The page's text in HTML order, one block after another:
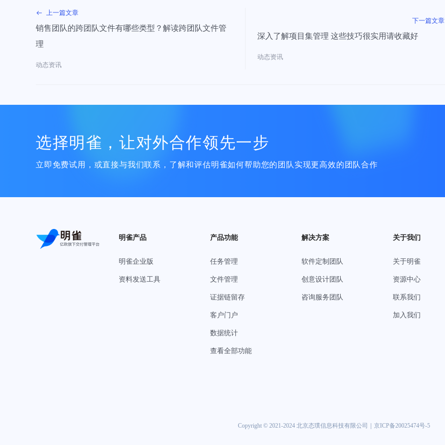
上一篇文章
销售团队的跨团队文件有哪些类型？解读跨团队文件管
理
动态资讯
下一篇文章
深入了解项目集管理 这些技巧很实用请收藏好
动态资讯
选择明雀，让对外合作领先一步
立即免费试用，或直接与我们联系，了解和评估明雀如何帮助您的团队实现更高效的团队合作
明雀产品
明雀企业版
资料发送工具
产品功能
任务管理
文件管理
证据链留存
客户门户
数据统计
查看全部功能
解决方案
软件定制团队
创意设计团队
咨询服务团队
关于我们
关于明雀
资源中心
联系我们
加入我们
Copyright © 2021-2024 北京态璞信息科技有限公司 京ICP备20025474号-5